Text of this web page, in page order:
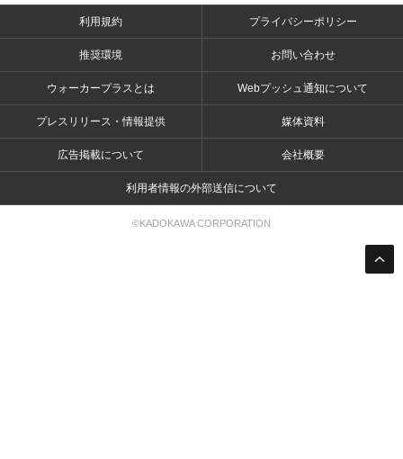
利用規約 プライバシーポリシー
推奨環境 お問い合わせ
ウォーカープラスとは Webプッシュ通知について
プレスリリース・情報提供 媒体資料
広告掲載について 会社概要
利用者情報の外部送信について
©KADOKAWA CORPORATION